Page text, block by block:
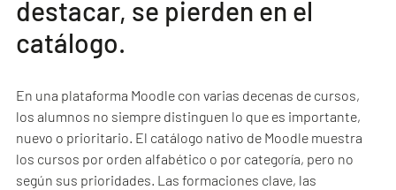
destacar, se pierden en el
catálogo.
En una plataforma Moodle con varias decenas de cursos,
los alumnos no siempre distinguen lo que es importante,
nuevo o prioritario. El catálogo nativo de Moodle muestra
los cursos por orden alfabético o por categoría, pero no
según sus prioridades. Las formaciones clave, las